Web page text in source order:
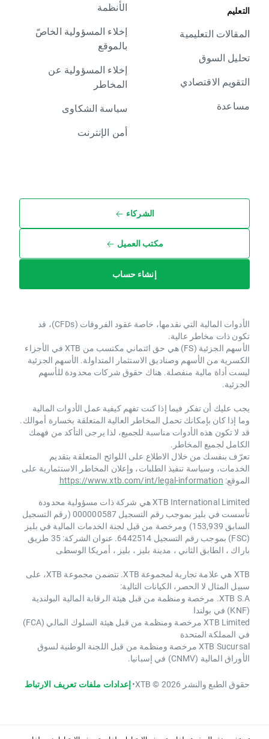
التعليم
المقالات التعليمية
تحليل السوق
التقويم الاقتصادي
مساعدة
الأنظمة
إخلاء المسؤولية الخاصّ
بالموقع
إخلاء المسؤولية عن
المخاطر
سياسة الشكاوى
أمن الإنترنت
الشركاء
مكتب العميل
إنشاء حساب
الأدوات المالية التي نقدمها، خاصة عقود الفروقات (CFDs)، قد
تكون ذات مخاطر عالية.
الأسهم الجزئية (FS) هي حق ائتماني مكتسب من XTB ​​في الأجزاء
الكسرية من الأسهم وصناديق الاستثمار المتداولة. الأسهم الجزئية
ليست أداة مالية منفصلة. هناك حقوق شركات محدودة للأسهم
الجزئية.
يجب عليك أن تفكر فيما إذا كنت تفهم كيفية عمل الأدوات المالية
وما إذا كان بإمكانك تحمل المخاطر العالية المتعلقة بخسارة أموالك.
قد لا تكون هذه الأدوات مناسبة للجميع، لذا يرجى التأكد من فهمك
الكامل لجميع المخاطر.
تعرّف بنفسك من خلال الاطلاع على اللوائح المتعلقة بتقديم
الخدمات، وسياسة تنفيذ الطلبات، وإعلان المخاطر الاستثمارية على
الموقع: https://www.xtb.com/int/legal-information
XTB International Limited هي شركة ذات مسؤولية محدودة
تأسست في بليز بموجب رقم التسجيل 000000587 (رقم التسجيل
السابق 153,939) ومرخصة من قبل لجنة الخدمات المالية في بليز
(FSC) بموجب رقم التسجيل 6442514. عنوان الشركة: 35 طريق
باراك ، الطابق الثاني ، مدينة بليز ، بليز ، أمريكا الوسطى
XTB هي علامة تجارية لمجموعة XTB. تتضمن مجموعة XTB، على
سبيل المثال لا الحصر، الكيانات التالية:
XTB S.A. مرخصة ومنظمة من قبل هيئة الرقابة المالية البولندية
(KNF) في بولندا
XTB Limited مرخصة ومنظمة من قبل هيئة السلوك المالي (FCA)
في المملكة المتحدة
XTB Sucursal مرخصة ومنظمة من قبل اللجنة الوطنية لسوق
الأوراق المالية (CNMV) في إسبانيا.
حقوق الطبع والنشر 2026 © XTB •إعدادات ملفات تعريف الارتباط